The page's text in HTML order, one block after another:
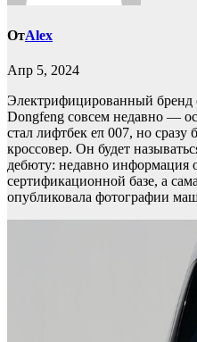
ОтAlex
Апр 5, 2024
Электрифицированный бренд
Dongfeng совсем недавно —
стал лифтбек eπ 007, но
кроссовер. Он будет
дебюту: недавно информация
сертификационной базе, а
опубликовала фотографии